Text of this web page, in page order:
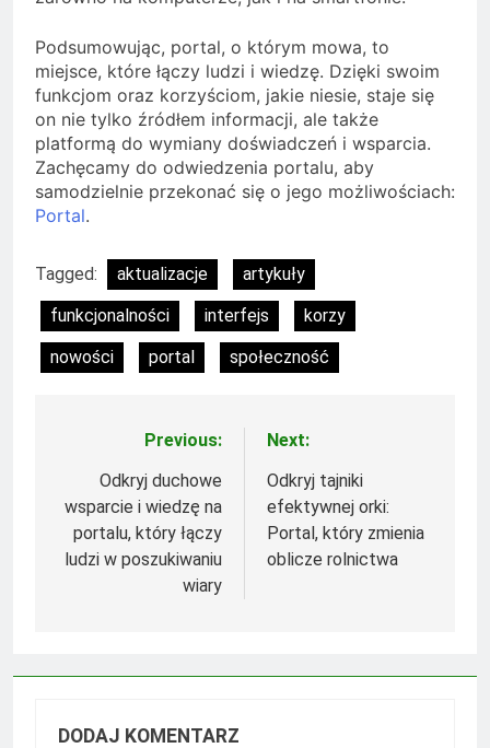
Podsumowując, portal, o którym mowa, to
miejsce, które łączy ludzi i wiedzę. Dzięki swoim
funkcjom oraz korzyściom, jakie niesie, staje się
on nie tylko źródłem informacji, ale także
platformą do wymiany doświadczeń i wsparcia.
Zachęcamy do odwiedzenia portalu, aby
samodzielnie przekonać się o jego możliwościach:
Portal.
Tagged: aktualizacje
artykuły
funkcjonalności
interfejs
korzy
nowości
portal społeczność
Nawigacja
wpisu
Previous:
Odkryj duchowe
wsparcie i wiedzę na
portalu, który łączy
ludzi w poszukiwaniu
wiary
Next:
Odkryj tajniki
efektywnej orki:
Portal, który zmienia
oblicze rolnictwa
DODAJ KOMENTARZ